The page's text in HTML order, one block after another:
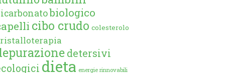
biologico
cibo crudo colesterolo
detersivi
dieta energie rinnovabili